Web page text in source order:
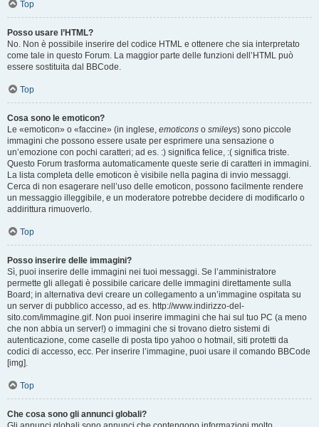
Top
Posso usare l’HTML?
No. Non è possibile inserire del codice HTML e ottenere che sia interpretato
come tale in questo Forum. La maggior parte delle funzioni dell’HTML può
essere sostituita dal BBCode.
Top
Cosa sono le emoticon?
Le «emoticon» o «faccine» (in inglese, emoticons o smileys) sono piccole
immagini che possono essere usate per esprimere una sensazione o
un’emozione con pochi caratteri; ad es. :) significa felice, :( significa triste.
Questo Forum trasforma automaticamente queste serie di caratteri in immagini.
La lista completa delle emoticon è visibile nella pagina di invio messaggi.
Cerca di non esagerare nell’uso delle emoticon, possono facilmente rendere
un messaggio illeggibile, e un moderatore potrebbe decidere di modificarlo o
addirittura rimuoverlo.
Top
Posso inserire delle immagini?
Sì, puoi inserire delle immagini nei tuoi messaggi. Se l’amministratore
permette gli allegati è possibile caricare delle immagini direttamente sulla
Board; in alternativa devi creare un collegamento a un’immagine ospitata su
un server di pubblico accesso, ad es. http://www.indirizzo-del-
sito.com/immagine.gif. Non puoi inserire immagini che hai sul tuo PC (a meno
che non abbia un server!) o immagini che si trovano dietro sistemi di
autenticazione, come caselle di posta tipo yahoo o hotmail, siti protetti da
codici di accesso, ecc. Per inserire l’immagine, puoi usare il comando BBCode
[img].
Top
Che cosa sono gli annunci globali?